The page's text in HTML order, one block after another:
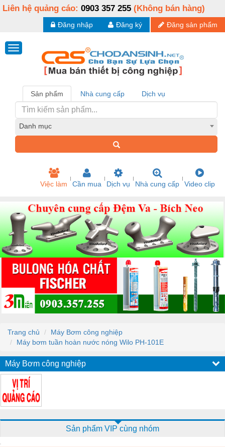
Liên hệ quảng cáo: 0903 357 255 (Không bán hàng)
Đăng sản phẩm
Đăng ký
Đăng nhập
Sản phẩm Nhà cung cấp Dịch vụ
Danh mục
Việc làm Cần mua Dịch vụ Nhà cung cấp Video clip
Trang chủ
Máy Bơm công nghiệp
Máy bơm tuần hoàn nước nóng Wilo PH-101E
Máy Bơm công nghiệp
Sản phẩm VIP cùng nhóm